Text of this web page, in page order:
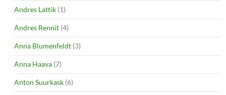
Andres Lattik (1)
Andres Rennit (4)
Anna Blumenfeldt (3)
Anna Haava (7)
Anton Suurkask (6)